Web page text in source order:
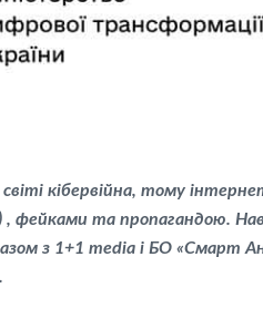
кібервійна, тому
, фейками та пропагандою.
з 1+1 media і БО «Смарт